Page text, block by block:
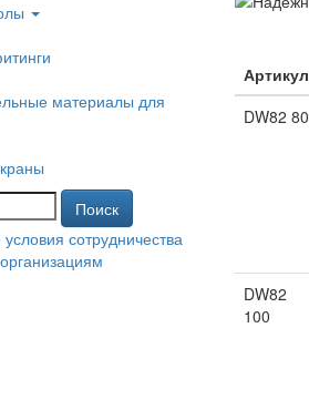
материалы для
Поиск
Артикул
DW82 80
DW82
100